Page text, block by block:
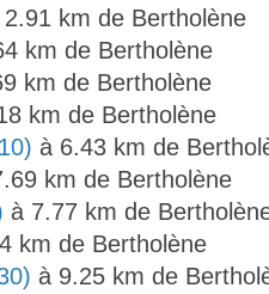
km de Bertholène
km de Bertholène
km de Bertholène
km de Bertholène
à 6.43 km de
km de Bertholène
à 7.77 km de
km de Bertholène
à 9.25 km de